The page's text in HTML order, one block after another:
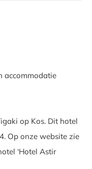
accommodatie
op Kos. Dit hotel
Op onze website zie
‘Hotel Astir